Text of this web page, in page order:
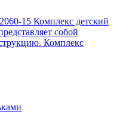
15 Комплекс детский
собой
Комплекс